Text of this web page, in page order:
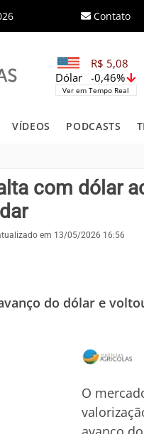
Contato
R$ 5,08
-0,46%
Dólar
Ver em Tempo Real
VÍDEOS PODCASTS
com dólar
em 13/05/2026 16:56
do dólar e
O